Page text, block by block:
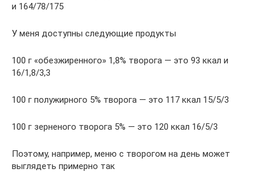
и 164/78/175
У меня доступны следующие продукты
100 г «обезжиренного» 1,8% творога — это 93 ккал и
16/1,8/3,3
100 г полужирного 5% творога — это 117 ккал 15/5/3
100 г зерненого творога 5% — это 120 ккал 16/5/3
Поэтому, например, меню с творогом на день может
выглядеть примерно так